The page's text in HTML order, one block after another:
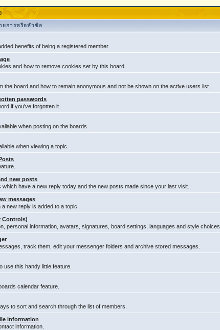
ยการหรือหัวข้อ
benefits of being a registered member.
and how to remove cookies set by this board.
the board and how to remain anonymous and not be shown on the active users list.
passwords
if you've forgotten it.
when posting on the boards.
when viewing a topic.
new posts
which have a new reply today and the new posts made since your last visit.
messages
new reply is added to a topic.
Controls)
personal information, avatars, signatures, board settings, languages and style choices.
track them, edit your messenger folders and archive stored messages.
use this handy little feature.
calendar feature.
to sort and search through the list of members.
information
information.